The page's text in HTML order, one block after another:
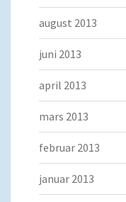
august 2013
juni 2013
april 2013
mars 2013
februar 2013
januar 2013